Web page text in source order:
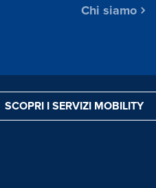
Chi siamo
SCOPRI I SERVIZI MOBILITY